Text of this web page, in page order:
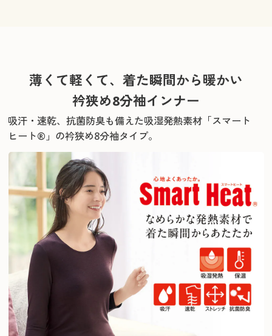
薄くて軽くて、着た瞬間から暖かい
衿狭め8分袖インナー
吸汗・速乾、抗菌防臭も備えた吸湿発熱素材「スマート
ヒート®」の衿狭め8分袖タイプ。